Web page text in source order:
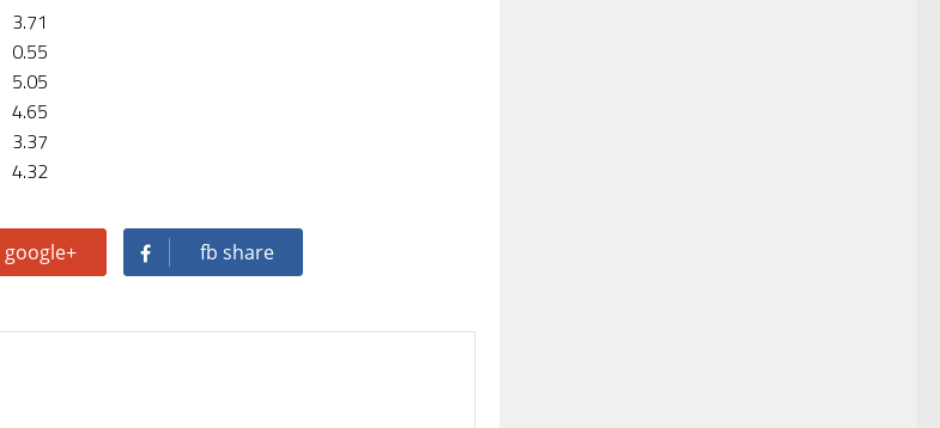
3.71
0.55
5.05
4.65
3.37
4.32
google+ fb share